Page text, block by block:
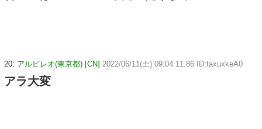
20: アルビレオ(東京都) [CN] 2022/06/11(土) 09:04:11.86 ID:taxuxkeA0
アラ大変